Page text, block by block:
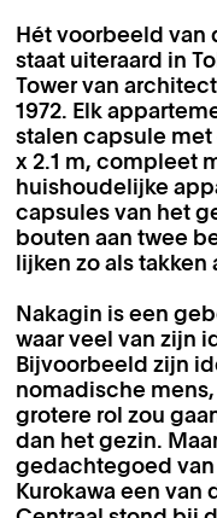
Hét voorbeeld van
staat uiteraard in
Tower van
1972. Elk
stalen capsule
x 2.1 m, compleet
huishoudelijke
capsules van het
bouten aan twee
lijken zo als
Nakagin is een
waar veel van zijn
Bijvoorbeeld zijn
nomadische
grotere rol zou
dan het gezin.
gedachtegoed
Kurokawa een van